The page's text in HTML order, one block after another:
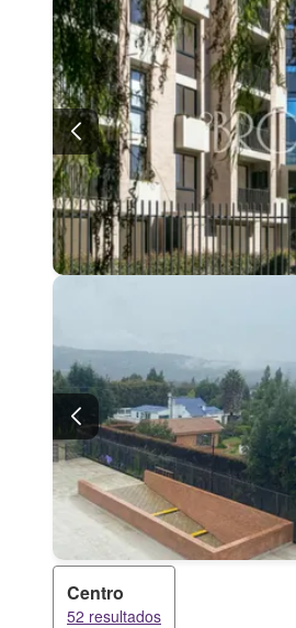
Centro
52 resultados